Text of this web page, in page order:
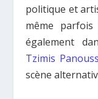
politique et
même
également
Tzimis
scène